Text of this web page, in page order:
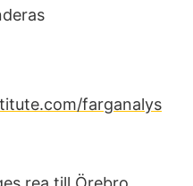
farganalys